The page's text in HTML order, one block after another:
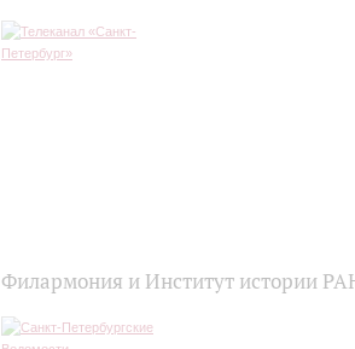
Филармония и Институт истории